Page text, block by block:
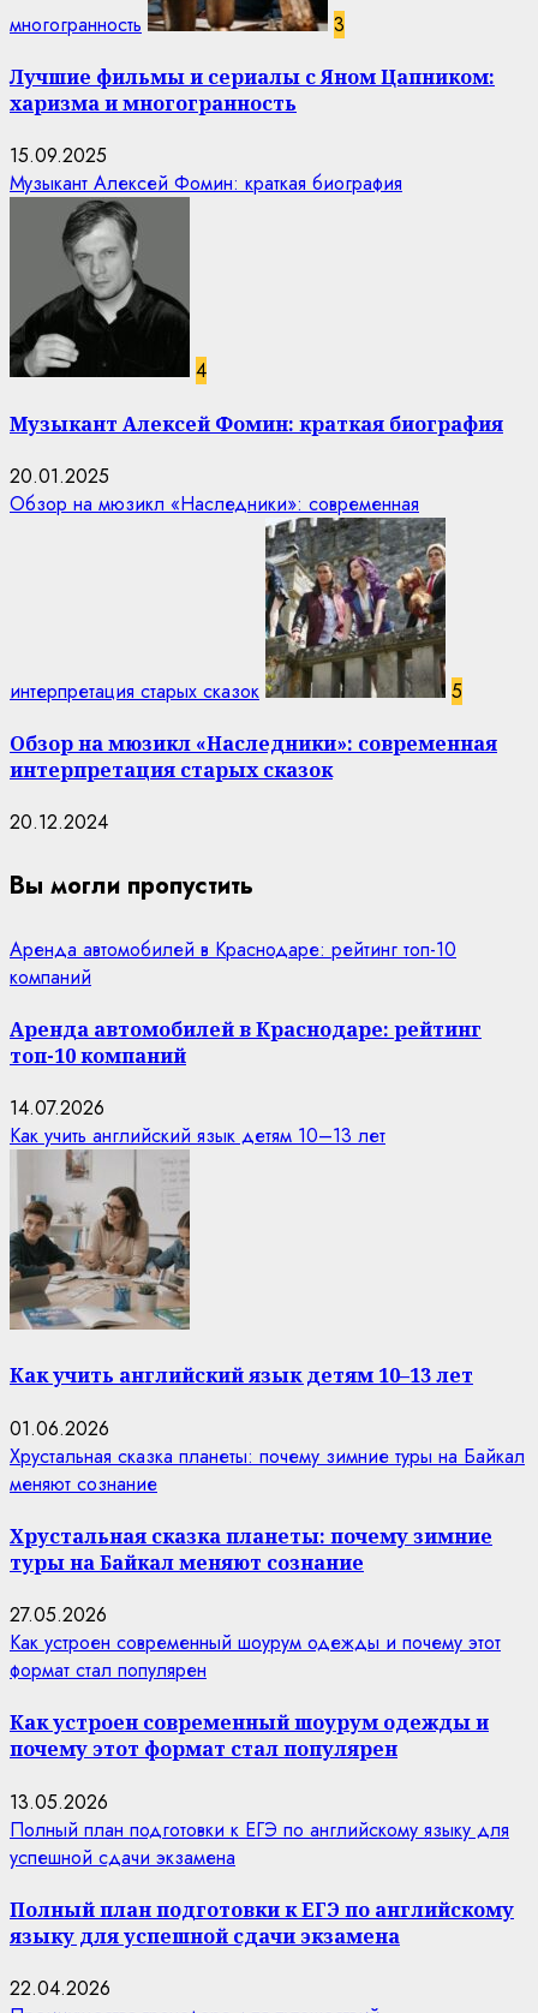
многогранность 3
Лучшие фильмы и сериалы с Яном Цапником:
харизма и многогранность
15.09.2025
Музыкант Алексей Фомин: краткая биография
4
Музыкант Алексей Фомин: краткая биография
20.01.2025
Обзор на мюзикл «Наследники»: современная
интерпретация старых сказок 5
Обзор на мюзикл «Наследники»: современная
интерпретация старых сказок
20.12.2024
Вы могли пропустить
Аренда автомобилей в Краснодаре: рейтинг топ-10
компаний
Аренда автомобилей в Краснодаре: рейтинг
топ-10 компаний
14.07.2026
Как учить английский язык детям 10–13 лет
Как учить английский язык детям 10–13 лет
01.06.2026
Хрустальная сказка планеты: почему зимние туры на Байкал
меняют сознание
Хрустальная сказка планеты: почему зимние
туры на Байкал меняют сознание
27.05.2026
Как устроен современный шоурум одежды и почему этот
формат стал популярен
Как устроен современный шоурум одежды и
почему этот формат стал популярен
13.05.2026
Полный план подготовки к ЕГЭ по английскому языку для
успешной сдачи экзамена
Полный план подготовки к ЕГЭ по английскому
языку для успешной сдачи экзамена
22.04.2026